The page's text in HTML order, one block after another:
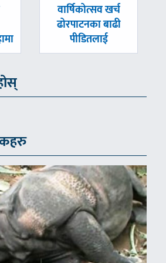
अघिल्लाे
-
वार्षिकोत्सव खर्च
ढोरपाटनका बाढी
पीडितलाई